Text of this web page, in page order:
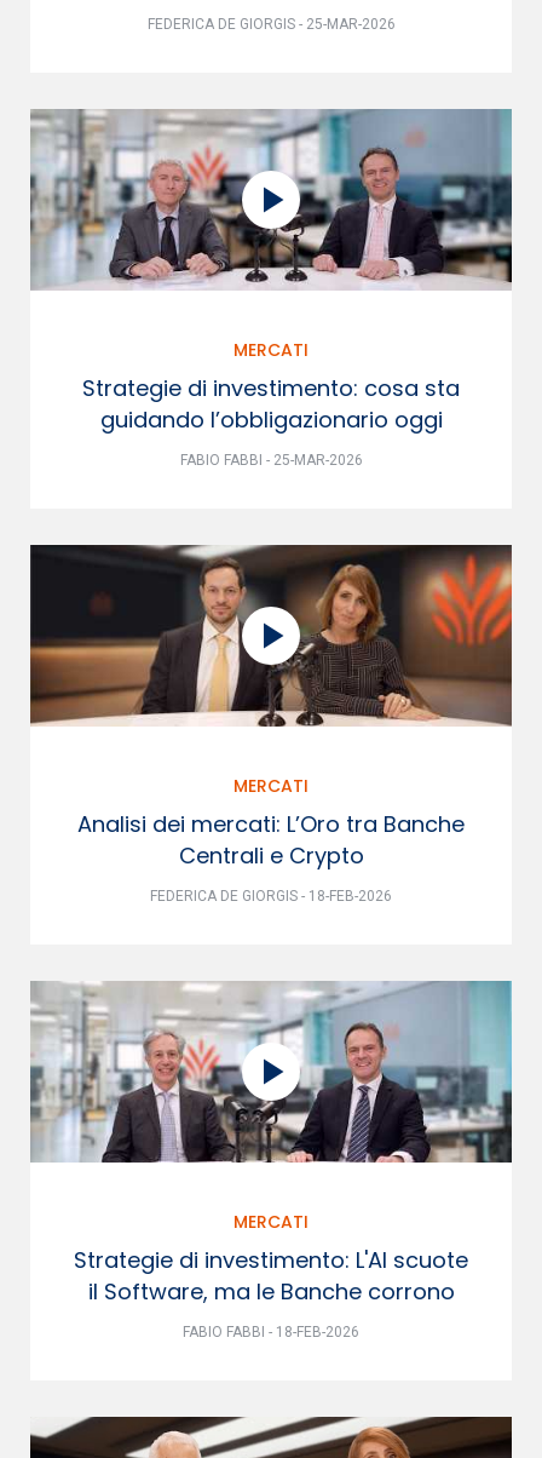
FEDERICA DE GIORGIS - 25-MAR-2026
MERCATI
Strategie di investimento: cosa sta
guidando l’obbligazionario oggi
FABIO FABBI - 25-MAR-2026
MERCATI
Analisi dei mercati: L’Oro tra Banche
Centrali e Crypto
FEDERICA DE GIORGIS - 18-FEB-2026
MERCATI
Strategie di investimento: L'AI scuote
il Software, ma le Banche corrono
FABIO FABBI - 18-FEB-2026